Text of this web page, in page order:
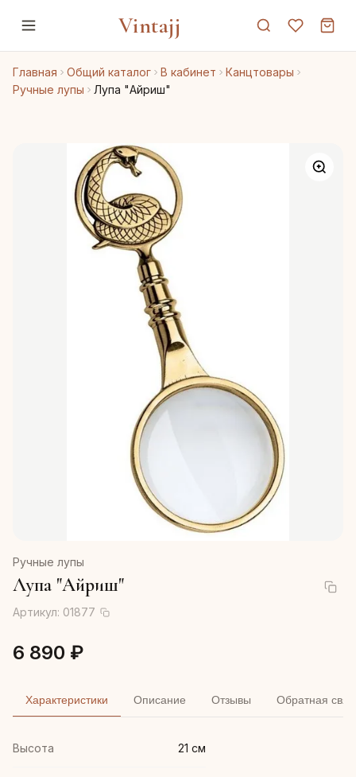
Vintajj
Главная Общий каталог В кабинет
Канцтовары
Ручные лупы
Лупа "Айриш"
Ручные лупы
Лупа "Айриш"
Артикул: 01877
6 890 ₽
Характеристики Описание Отзывы Обратная
Высота 21 см